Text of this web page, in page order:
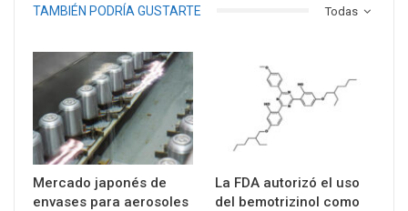
Todas
TAMBIÉN PODRÍA GUSTARTE
Mercado japonés de
envases para aerosoles
La FDA autorizó el uso
del bemotrizinol como